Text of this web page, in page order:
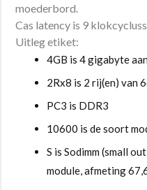
moederbord.
Cas latency is 9
Uitleg etiket:
4GB is 4 gigabyte
2Rx8 is 2 rij(en) van
PC3 is DDR3
10600 is de soort
S is Sodimm (small
module, afmeting